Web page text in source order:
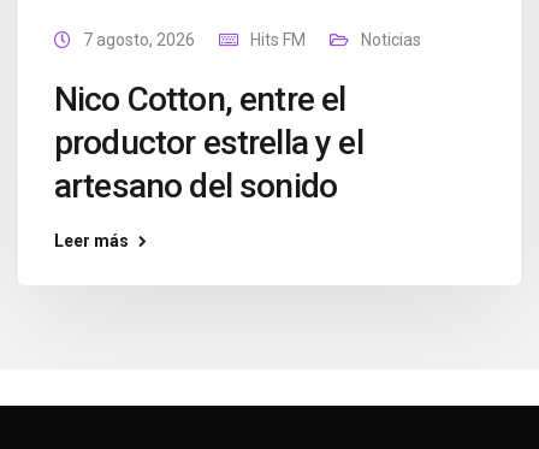
7 agosto, 2026 Hits FM Noticias
Nico Cotton, entre el
productor estrella y el
artesano del sonido
Leer más